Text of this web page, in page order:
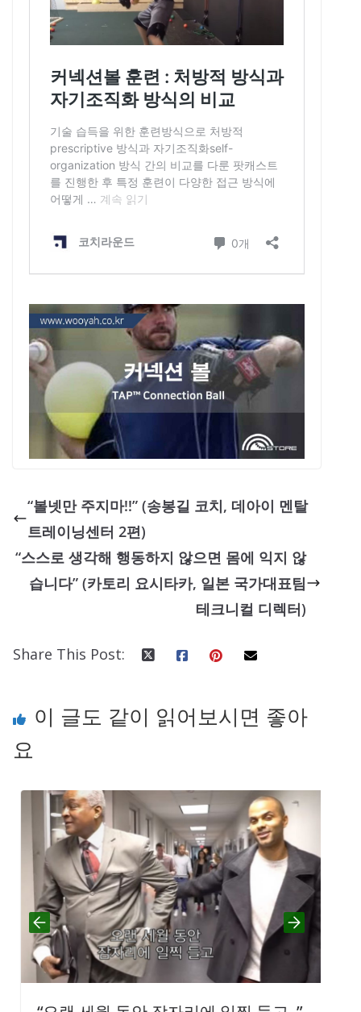
“볼넷만 주지마!!” (송봉길 코치, 데아이 멘탈
트레이닝센터 2편)
“스스로 생각해 행동하지 않으면 몸에 익지 않
습니다” (카토리 요시타카, 일본 국가대표팀
테크니컬 디렉터)
Share This Post:
이 글도 같이 읽어보시면 좋아
요